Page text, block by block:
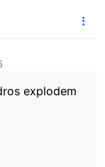
explodem